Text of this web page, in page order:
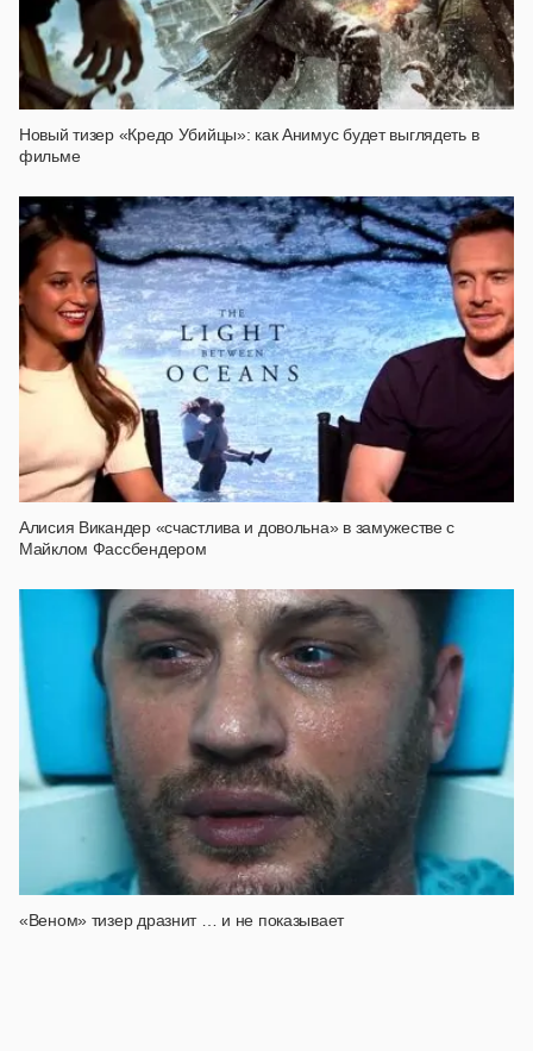
Новый тизер «Кредо Убийцы»: как Анимус будет выглядеть в
фильме
Алисия Викандер «cчастлива и довольна» в замужестве с
Майклом Фассбендером
«Веном» тизер дразнит … и не показывает